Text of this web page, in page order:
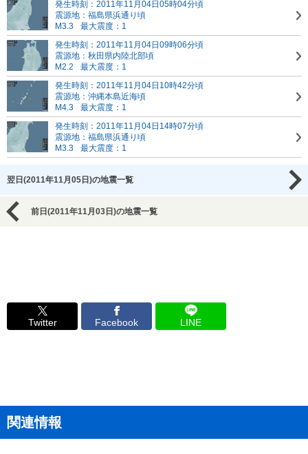
発生時刻：2011年11月04日05時04分頃
震源地：福島県浜通り頃
M3.3
最大震度：1
発生時刻：2011年11月04日09時06分頃
震源地：秋田県内陸北部頃
M2.2
最大震度：1
発生時刻：2011年11月04日10時42分頃
震源地：沖縄本島近海頃
M4.3
最大震度：1
発生時刻：2011年11月04日14時07分頃
震源地：福島県浜通り頃
M3.3
最大震度：1
翌日(2011年11月05日)の地震一覧
前日(2011年11月03日)の地震一覧
Twitter Facebook LINE
関連情報